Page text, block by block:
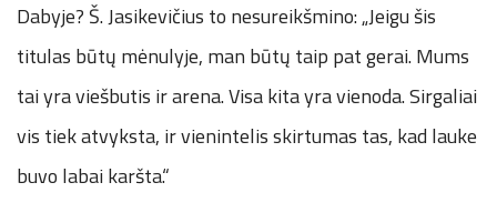
Dabyje? Š. Jasikevičius to nesureikšmino: „Jeigu šis
titulas būtų mėnulyje, man būtų taip pat gerai. Mums
tai yra viešbutis ir arena. Visa kita yra vienoda. Sirgaliai
vis tiek atvyksta, ir vienintelis skirtumas tas, kad lauke
buvo labai karšta.“